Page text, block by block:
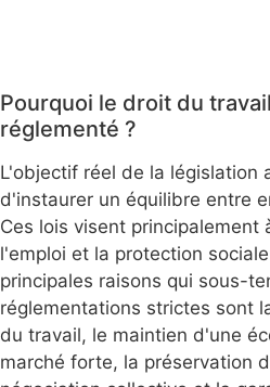
Pourquoi le droit du
réglementé ?
L'objectif réel de la législation
d'instaurer un équilibre entre
Ces lois visent principalement
l'emploi et la protection
principales raisons qui sous-
réglementations strictes sont
du travail, le maintien d'une
marché forte, la préservation